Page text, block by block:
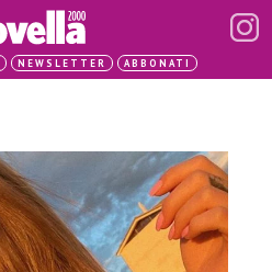
NEWSLETTER ABBONATI